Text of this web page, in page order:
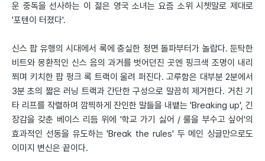
운 중독을 선사하는 이 젊은 영국 소녀는 요즘 소위 시쳇말로 제대로
'포텐이 터졌다'.
신스 팝 유행의 시대에서 록에 충실한 정면 돌파부터가 놀랍다. 둔탁한
비트와 몽환적인 신스 음의 과거를 벗어던진 곳엔 핑크색 조명이 내리
쬐며 키치한 팝 펑크 록 트랙이 울려 퍼진다. 고루함은 대부분 2분에서
3분 초의 짧은 러닝 트랙과 간단한 구성으로 말끔히 제거한다. 거친 기
타 리프를 작렬하며 깜찍하게 잔인한 말들을 내뱉는 'Breaking up', 긴
장감을 갖춘 베이스 리듬 위에 '학교 가기 싫어 / 룰을 부수고 싶어'의
효과적인 선동을 유도하는 'Break the rules' 두 메인 싱글만으로도
이미지 변신은 끝이다.